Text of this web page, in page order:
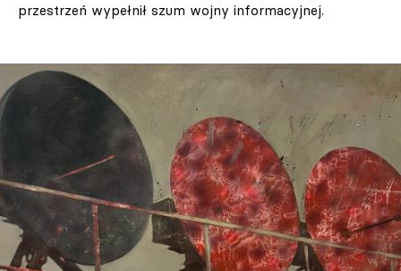
przestrzeń wypełnił szum wojny informacyjnej.